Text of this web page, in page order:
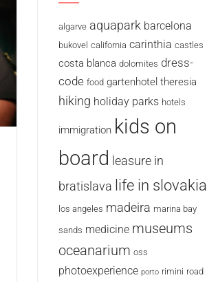
algarve aquapark barcelona
bukovel california carinthia castles
costa blanca dolomites dress-
code food gartenhotel theresia
hiking holiday parks hotels
immigration kids on
board leasure in
bratislava life in slovakia
los angeles madeira marina bay
sands medicine museums
oceanarium oss
photoexperience porto rimini road